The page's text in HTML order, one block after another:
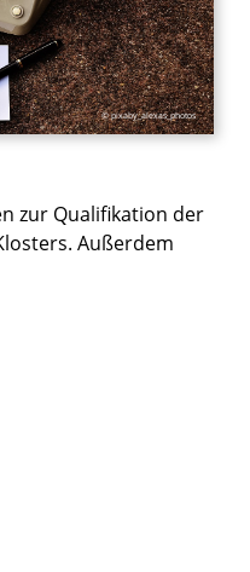
© pixaby_alexas_photos
zur Qualifikation der
Außerdem